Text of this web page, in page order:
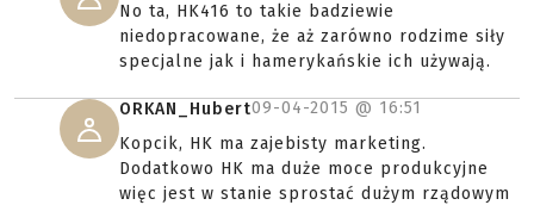
No ta, HK416 to takie badziewie
niedopracowane, że aż zarówno rodzime siły
specjalne jak i hamerykańskie ich używają.
ORKAN_Hubert09-04-2015 @ 16:51
Kopcik, HK ma zajebisty marketing.
Dodatkowo HK ma duże moce produkcyjne
więc jest w stanie sprostać dużym rządowym